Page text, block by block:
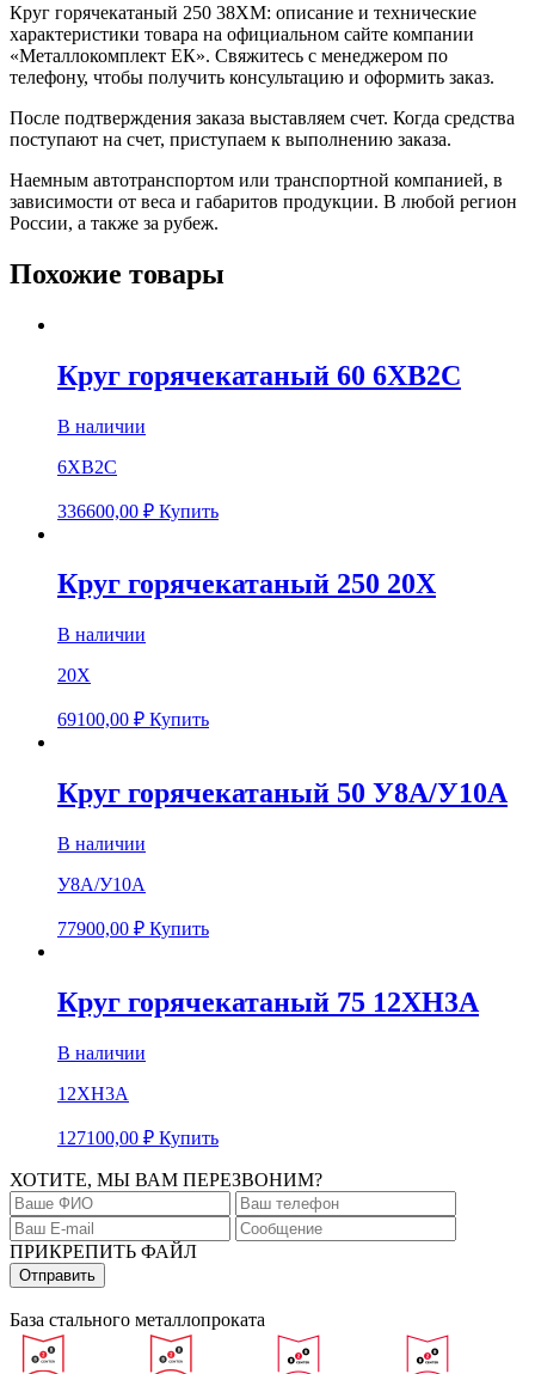
Круг горячекатаный 250 38ХМ: описание и технические
характеристики товара на официальном сайте компании
«Металлокомплект ЕК». Свяжитесь с менеджером по
телефону, чтобы получить консультацию и оформить заказ.
После подтверждения заказа выставляем счет. Когда средства
поступают на счет, приступаем к выполнению заказа.
Наемным автотранспортом или транспортной компанией, в
зависимости от веса и габаритов продукции. В любой регион
России, а также за рубеж.
Похожие товары
Круг горячекатаный 60 6ХВ2С
В наличии
6ХВ2С
336600,00 ₽ Купить
Круг горячекатаный 250 20Х
В наличии
20Х
69100,00 ₽ Купить
Круг горячекатаный 50 У8А/У10А
В наличии
У8А/У10А
77900,00 ₽ Купить
Круг горячекатаный 75 12ХН3А
В наличии
12ХН3А
127100,00 ₽ Купить
ХОТИТЕ, МЫ ВАМ ПЕРЕЗВОНИМ?
ПРИКРЕПИТЬ ФАЙЛ
База стального металлопроката